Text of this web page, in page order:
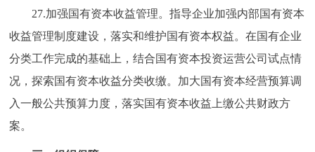
27.加强国有资本收益管理。指导企业加强内部国有资本
收益管理制度建设，落实和维护国有资本权益。在国有企业
分类工作完成的基础上，结合国有资本投资运营公司试点情
况，探索国有资本收益分类收缴。加大国有资本经营预算调
入一般公共预算力度，落实国有资本收益上缴公共财政方
案。